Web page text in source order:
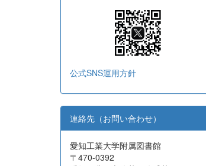
公式SNS運用方針
連絡先（お問い合わせ）
愛知工業大学附属図書館
〒470-0392